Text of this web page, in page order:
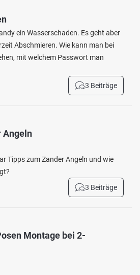
ein Wasserschaden. Es geht aber
Abschmieren. Wie kann man bei
mit welchem Passwort man
3 Beiträge
Angeln
Tipps zum Zander Angeln und wie
3 Beiträge
Montage bei 2-